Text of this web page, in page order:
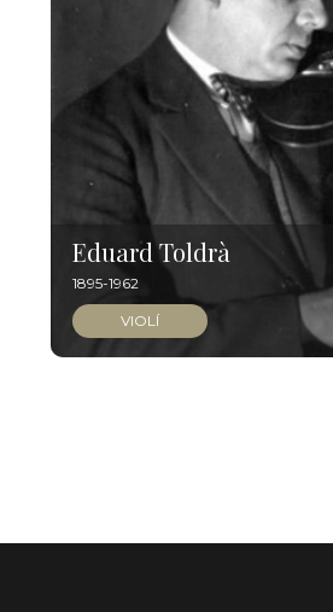
Eduard Toldrà
1895-1962
VIOLÍ